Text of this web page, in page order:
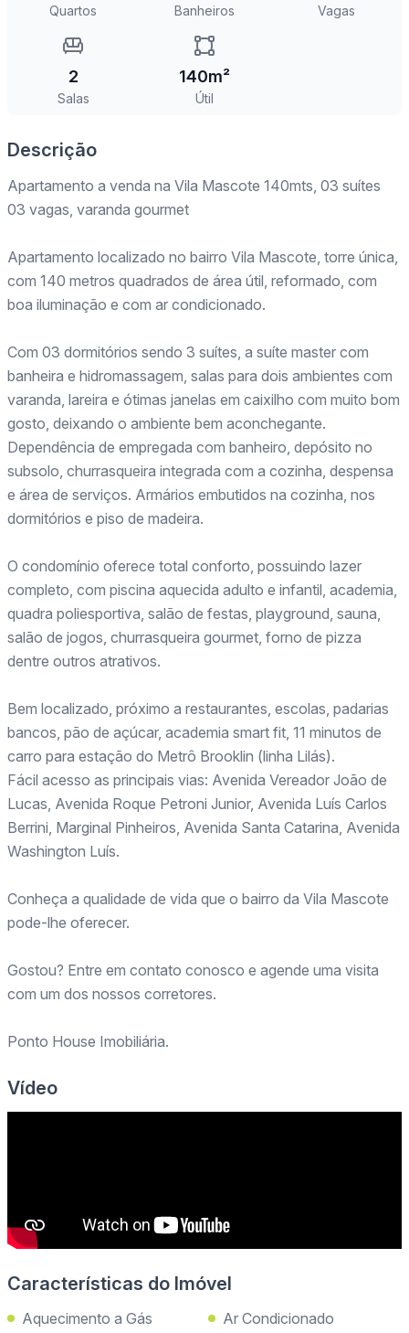
Quartos Banheiros Vagas
2
Salas
140m²
Útil
Descrição
Apartamento a venda na Vila Mascote 140mts, 03 suítes
03 vagas, varanda gourmet
Apartamento localizado no bairro Vila Mascote, torre única,
com 140 metros quadrados de área útil, reformado, com
boa iluminação e com ar condicionado.
Com 03 dormitórios sendo 3 suítes, a suíte master com
banheira e hidromassagem, salas para dois ambientes com
varanda, lareira e ótimas janelas em caixilho com muito bom
gosto, deixando o ambiente bem aconchegante.
Dependência de empregada com banheiro, depósito no
subsolo, churrasqueira integrada com a cozinha, despensa
e área de serviços. Armários embutidos na cozinha, nos
dormitórios e piso de madeira.
O condomínio oferece total conforto, possuindo lazer
completo, com piscina aquecida adulto e infantil, academia,
quadra poliesportiva, salão de festas, playground, sauna,
salão de jogos, churrasqueira gourmet, forno de pizza
dentre outros atrativos.
Bem localizado, próximo a restaurantes, escolas, padarias
bancos, pão de açúcar, academia smart fit, 11 minutos de
carro para estação do Metrô Brooklin (linha Lilás).
Fácil acesso as principais vias: Avenida Vereador João de
Lucas, Avenida Roque Petroni Junior, Avenida Luís Carlos
Berrini, Marginal Pinheiros, Avenida Santa Catarina, Avenida
Washington Luís.
Conheça a qualidade de vida que o bairro da Vila Mascote
pode-lhe oferecer.
Gostou? Entre em contato conosco e agende uma visita
com um dos nossos corretores.
Ponto House Imobiliária.
Vídeo
Características do Imóvel
Aquecimento a Gás Ar Condicionado